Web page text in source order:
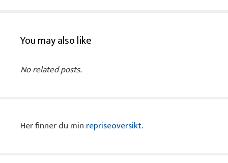
You may also like
No related posts.
Her finner du min repriseoversikt.